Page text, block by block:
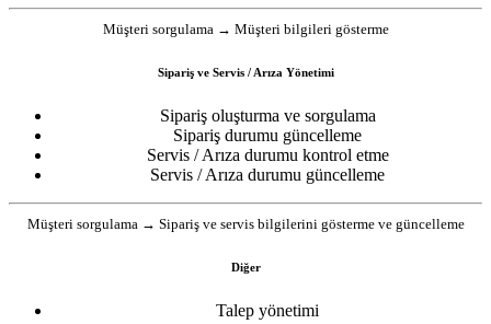
Müşteri sorgulama → Müşteri bilgileri gösterme
Sipariş ve Servis / Arıza Yönetimi
Sipariş oluşturma ve sorgulama
Sipariş durumu güncelleme
Servis / Arıza durumu kontrol etme
Servis / Arıza durumu güncelleme
Müşteri sorgulama → Sipariş ve servis bilgilerini gösterme ve güncelleme
Diğer
Talep yönetimi